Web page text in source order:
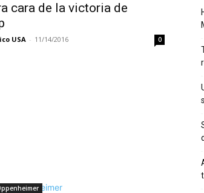
cara de la victoria de
USA - 11/14/2016 0